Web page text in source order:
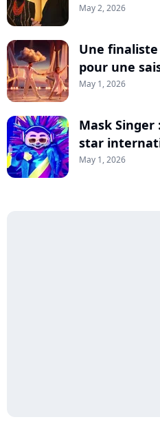
May 2, 2026
Une finaliste
pour une
May 1, 2026
Mask
star
May 1, 2026